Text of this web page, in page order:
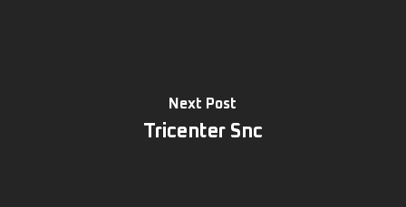
Next Post
Tricenter Snc